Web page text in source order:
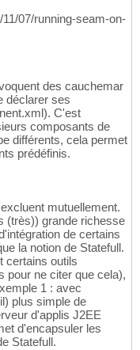
07/running-seam-on-
des cauchemar
déclarer ses
C'est
composants de
différents, cela permet
prédéfinis.
mutuellement.
(très)) grande richesse
de certains
la notion de Statefull.
certains outils
pour ne citer que cela),
1 : avec
plus simple de
d'applis J2EE
d'encapsuler les
Statefull.